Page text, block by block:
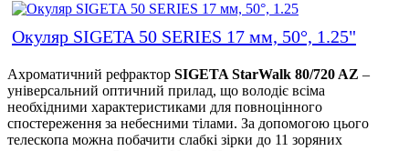
Окуляр SIGETA 50 SERIES 17 мм, 50°, 1.25"
Ахроматичний рефрактор SIGETA StarWalk 80/720 AZ –
універсальний оптичний прилад, що володіє всіма
необхідними характеристиками для повноцінного
спостереження за небесними тілами. За допомогою цього
телескопа можна побачити слабкі зірки до 11 зоряних